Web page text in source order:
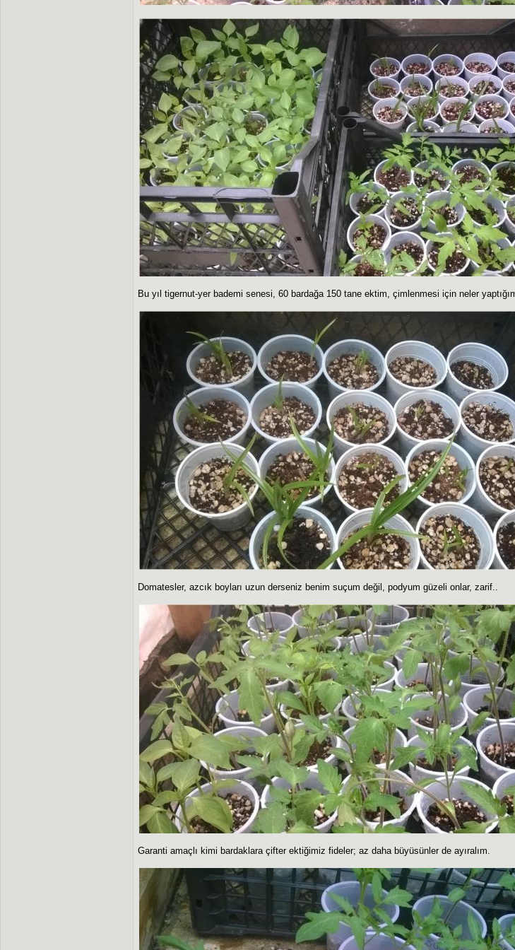
Bu yıl tigernut-yer bademi senesi, 60 bardağa 150 tane ektim, çimlenmesi için neler
Domatesler, azcık boyları uzun derseniz benim suçum değil, podyum güzeli onlar, zarif..
Garanti amaçlı kimi bardaklara çifter ektiğimiz fideler; az daha büyüsünler de ayıralım.